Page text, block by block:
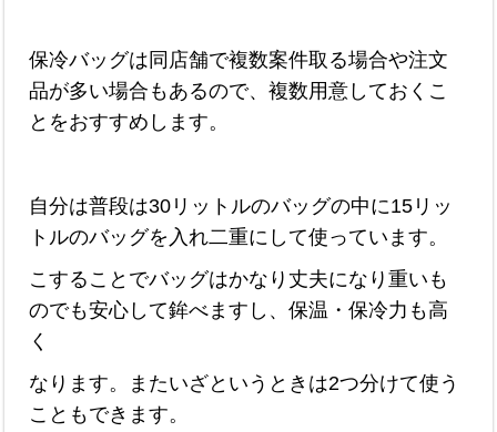
保冷バッグは同店舗で複数案件取る場合や注文
品が多い場合もあるので、複数用意しておくこ
とをおすすめします。
自分は普段は30リットルのバッグの中に15リッ
トルのバッグを入れ二重にして使っています。
こすることでバッグはかなり丈夫になり重いも
のでも安心して鉾べますし、保温・保冷力も高
く
なります。またいざというときは2つ分けて使う
こともできます。